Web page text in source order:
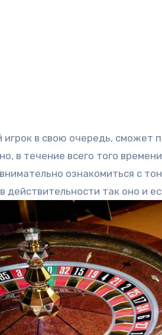
в свою очередь, сможет
в течение всего того
ознакомиться с
действительности так оно и